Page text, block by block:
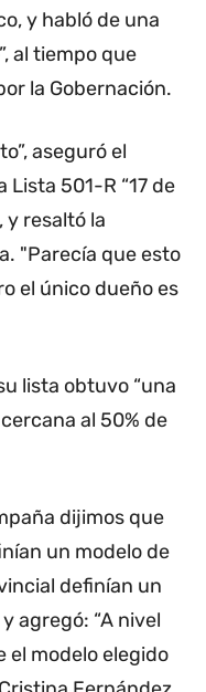
y habló de una
al tiempo que
la Gobernación.
aseguró el
501-R “17 de
y resaltó la
"Parecía que esto
el único dueño es
lista obtuvo “una
al 50% de
dijimos que
un modelo de
definían un
agregó: “A nivel
el modelo elegido